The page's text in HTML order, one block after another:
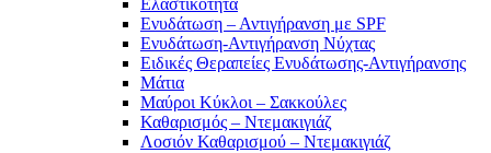
Ελαστικότητα
Ενυδάτωση – Αντιγήρανση με SPF
Ενυδάτωση-Αντιγήρανση Νύχτας
Ειδικές Θεραπείες Ενυδάτωσης-Αντιγήρανσης
Μάτια
Μαύροι Κύκλοι – Σακκούλες
Καθαρισμός – Ντεμακιγιάζ
Λοσιόν Καθαρισμού – Ντεμακιγιάζ